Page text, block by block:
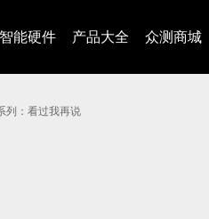
智能硬件 产品大全 众测商城